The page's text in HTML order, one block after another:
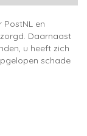
en
Daarnaast
u heeft zich
schade